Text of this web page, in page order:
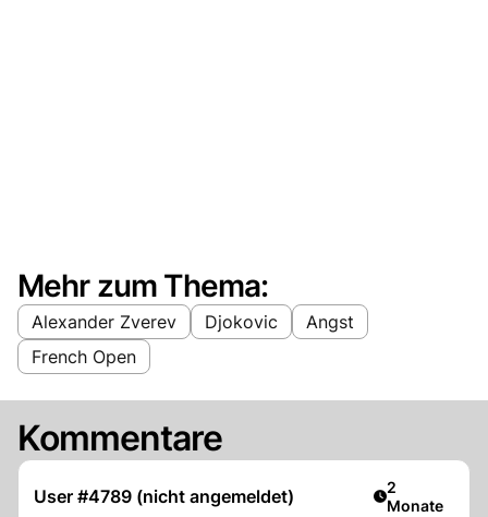
Mehr zum Thema:
Alexander Zverev Djokovic
Angst
French Open
Kommentare
User #4789 (nicht angemeldet) Artikel
2
Monate